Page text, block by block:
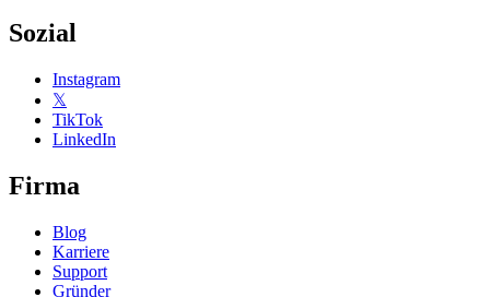
Sozial
Instagram
𝕏
TikTok
LinkedIn
Firma
Blog
Karriere
Support
Gründer